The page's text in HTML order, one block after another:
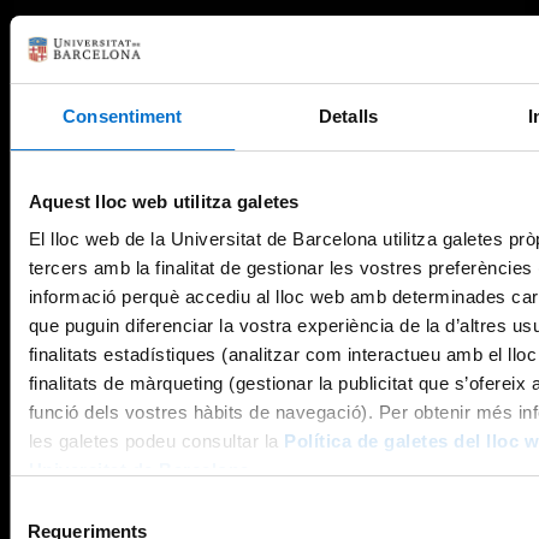
Consentiment Detalls
Aquest lloc web utilitza galetes
El lloc web de la Universitat de Barcelona utilitza galetes
tercers amb la finalitat de gestionar les vostres preferències
informació perquè accediu al lloc web amb determinades
que puguin diferenciar la vostra experiència de la d’altres
finalitats estadístiques (analitzar com interactueu amb el
finalitats de màrqueting (gestionar la publicitat que s’ofereix
funció dels vostres hàbits de navegació). Per obtenir més
les galetes podeu consultar la Política de galetes del lloc
Requeriments